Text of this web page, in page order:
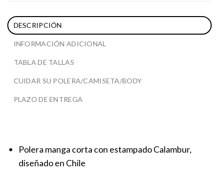
DESCRIPCIÓN
INFORMACIÓN ADICIONAL
TABLA DE TALLAS
CUIDAR SU POLERA/CAMISETA/BODY
PLAZO DE ENTREGA
Polera manga corta con estampado Calambur,
diseñado en Chile